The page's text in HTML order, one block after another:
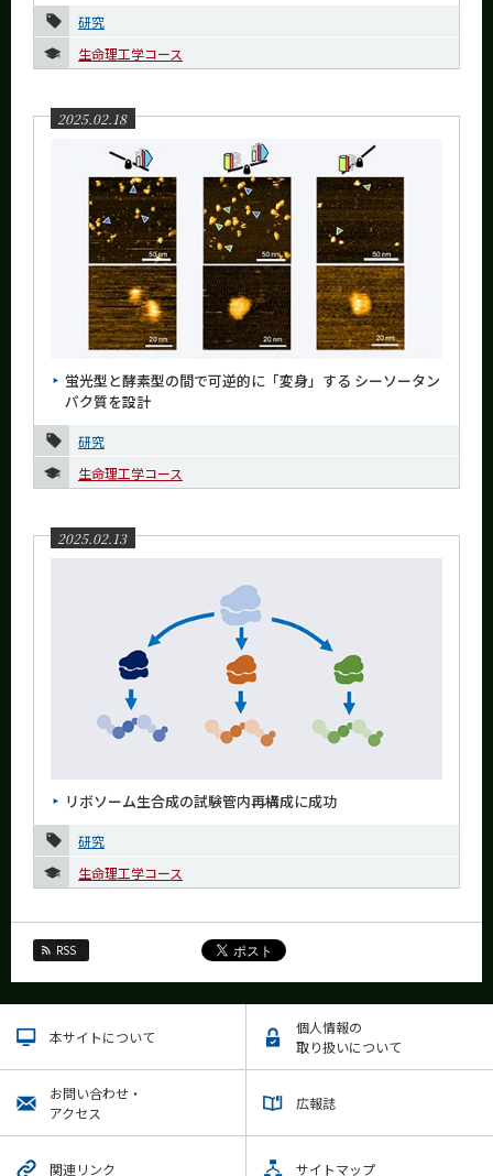
研究
生命理工学コース
2025.02.18
蛍光型と酵素型の間で可逆的に「変身」する シーソータン
パク質を設計
研究
生命理工学コース
2025.02.13
リボソーム生合成の試験管内再構成に成功
研究
生命理工学コース
RSS
本サイトについて
個人情報の
取り扱いについて
お問い合わせ・
アクセス
広報誌
関連リンク サイトマップ